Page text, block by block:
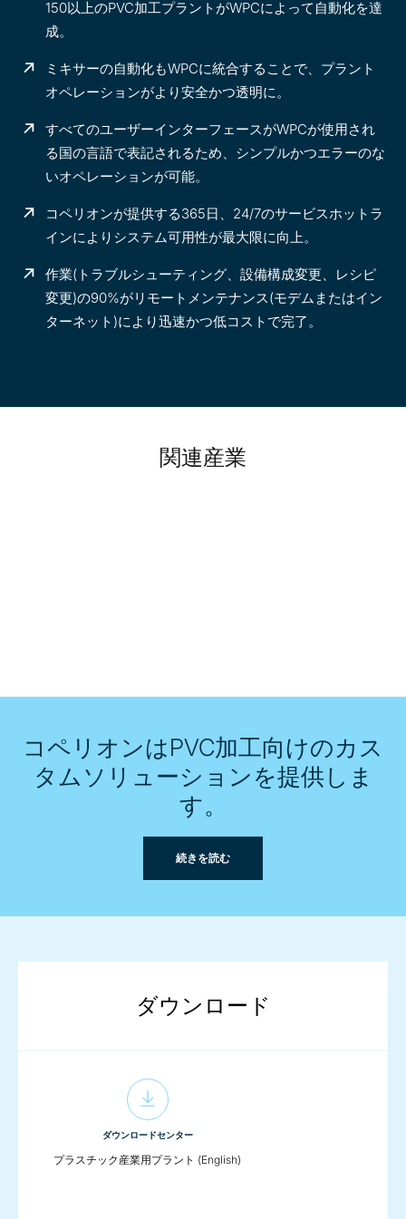
150以上のPVC加工プラントがWPCによって自動化を達
成。
ミキサーの自動化もWPCに統合することで、プラント
オペレーションがより安全かつ透明に。
すべてのユーザーインターフェースがWPCが使用され
る国の言語で表記されるため、シンプルかつエラーのな
いオペレーションが可能。
コペリオンが提供する365日、24/7のサービスホットラ
インによりシステム可用性が最大限に向上。
作業(トラブルシューティング、設備構成変更、レシピ
変更)の90%がリモートメンテナンス(モデムまたはイン
ターネット)により迅速かつ低コストで完了。
関連産業
コペリオンはPVC加工向けのカス
タムソリューションを提供しま
す。
続きを読む
ダウンロード
ダウンロードセンター
プラスチック産業用プラント (English)